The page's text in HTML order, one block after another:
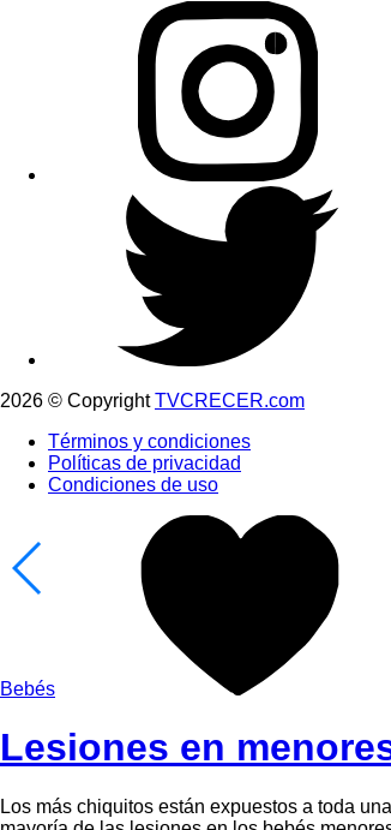
2026 © CopyrightTVCRECER.com
Términos y condiciones
Políticas de privacidad
Condiciones de uso
Bebés
Lesiones en
Los más chiquitos están expuestos a toda